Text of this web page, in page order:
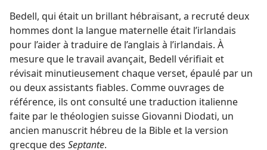
Bedell, qui était un brillant hébraïsant, a recruté deux
hommes dont la langue maternelle était l’irlandais
pour l’aider à traduire de l’anglais à l’irlandais. À
mesure que le travail avançait, Bedell vérifiait et
révisait minutieusement chaque verset, épaulé par un
ou deux assistants fiables. Comme ouvrages de
référence, ils ont consulté une traduction italienne
faite par le théologien suisse Giovanni Diodati, un
ancien manuscrit hébreu de la Bible et la version
grecque des Septante.